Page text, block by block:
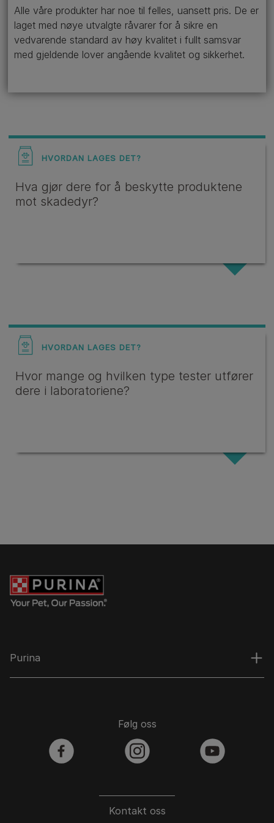
Alle våre produkter har noe til felles, uansett pris. De er
laget med nøye utvalgte råvarer for å sikre en
vedvarende standard av høy kvalitet i fullt samsvar
med gjeldende lover angående kvalitet og sikkerhet.
HVORDAN LAGES DET?
Hva gjør dere for å beskytte produktene
mot skadedyr?
HVORDAN LAGES DET?
Hvor mange og hvilken type tester utfører
dere i laboratoriene?
Purina
Kontakt oss
Følg oss
facebook instagram youtube